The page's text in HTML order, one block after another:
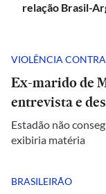
relação Brasil-
VIOLÊNCIA
Ex-marido de
entrevista e
Estadão não
exibiria matéria
BRASILEIRÃO